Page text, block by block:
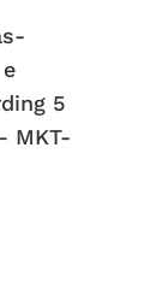
5
MKT-